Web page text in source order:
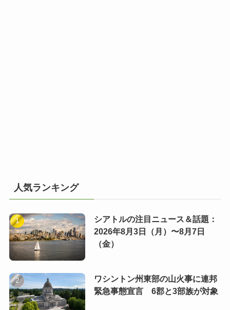
人気ランキング
シアトルの注目ニュース＆話題：
2026年8月3日（月）〜8月7日
（金）
ワシントン州東部の山火事に連邦
緊急事態宣言 6郡と3部族が対象